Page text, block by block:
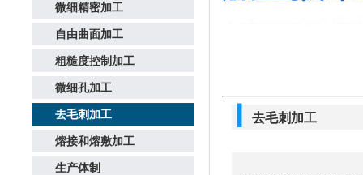
微细精密加工
自由曲面加工
粗糙度控制加工
微细孔加工
去毛刺加工
熔接和熔敷加工
生产体制
▎去毛刺加工